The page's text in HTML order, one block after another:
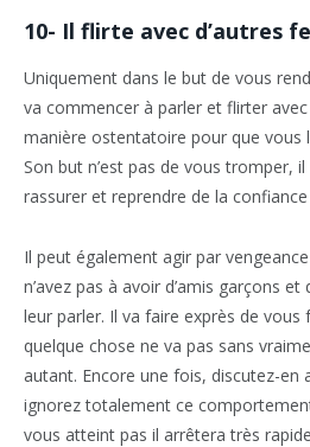
10- Il flirte avec d’autres
Uniquement dans le but de vous
va commencer à parler et flirter
manière ostentatoire pour que vous
Son but n’est pas de vous tromper,
rassurer et reprendre de la
Il peut également agir par
n’avez pas à avoir d’amis garçons
leur parler. Il va faire exprès de vous
quelque chose ne va pas sans
autant. Encore une fois, discutez-en
ignorez totalement ce
vous atteint pas il arrêtera très